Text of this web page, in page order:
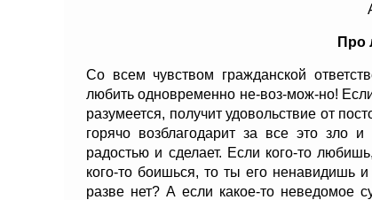
Про
Со всем чувством гражданской
любить одновременно не-воз-мож-но!
разумеется, получит удовольствие от
горячо возблагодарит за все это зло
радостью и сделает. Если кого-то
кого-то боишься, то ты его ненавидишь
разве нет? А если какое-то неведомое